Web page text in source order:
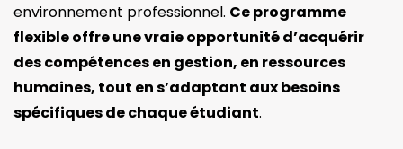
environnement professionnel. Ce programme
flexible offre une vraie opportunité d’acquérir
des compétences en gestion, en ressources
humaines, tout en s’adaptant aux besoins
spécifiques de chaque étudiant.